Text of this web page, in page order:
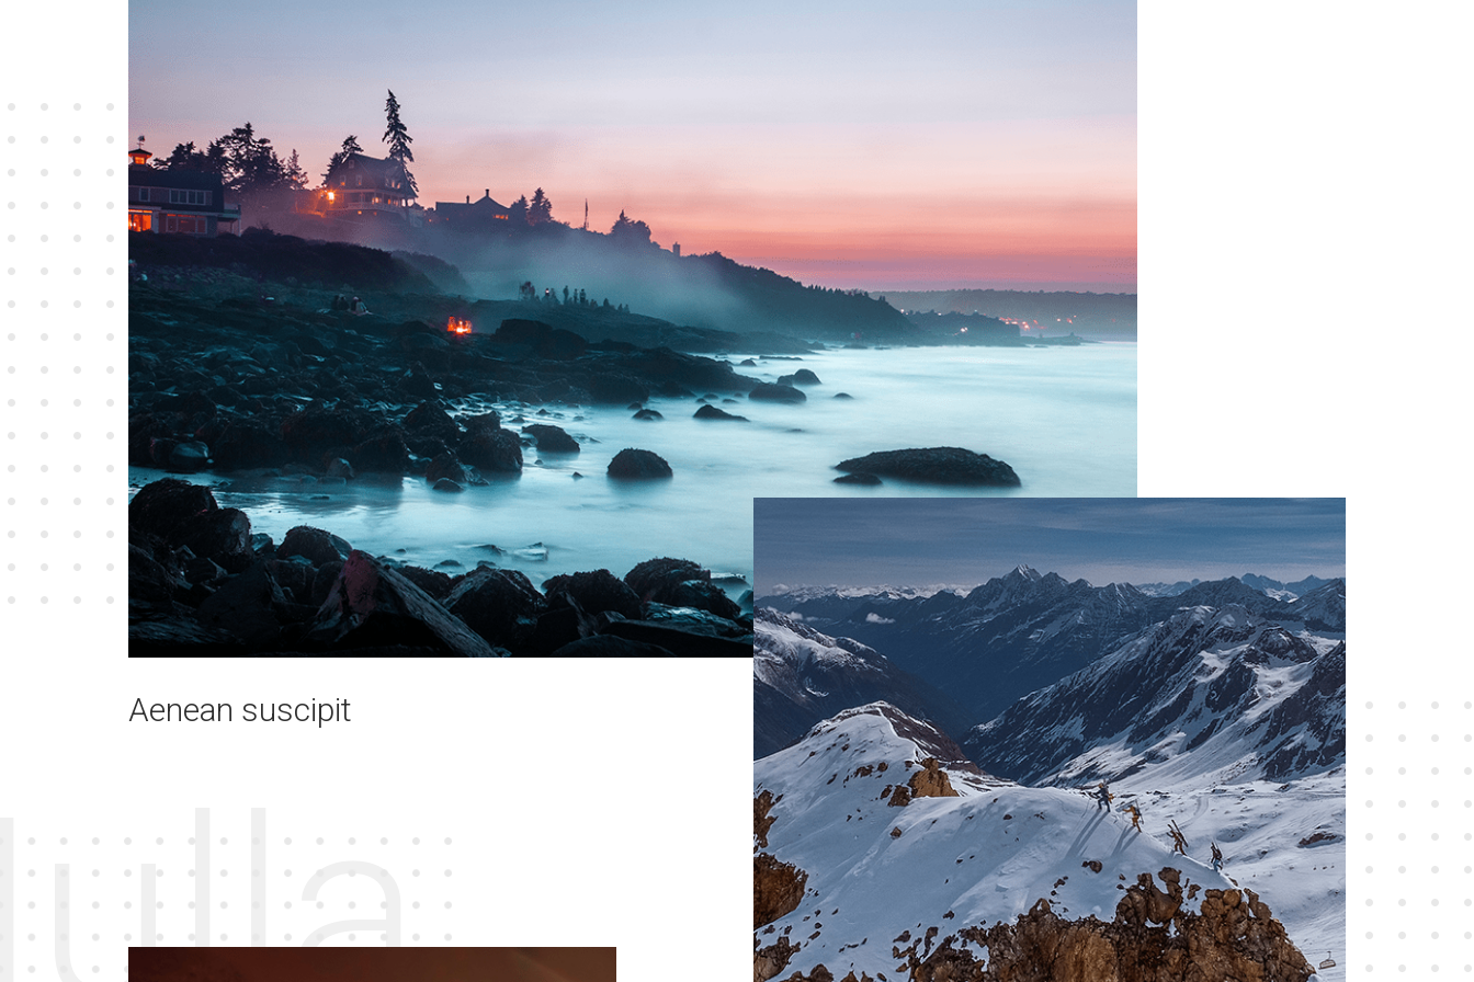
justo
Aenean suscipit